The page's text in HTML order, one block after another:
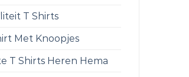
T Shirts
Met Knoopjes
T Shirts Heren Hema